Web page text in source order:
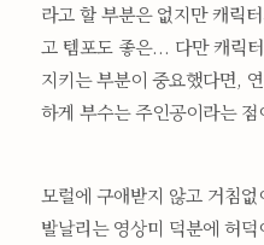
라고 할 부분은 없지만 캐릭
고 템포도 좋은... 다만 캐릭
지키는 부분이 중요했다면,
하게 부수는 주인공이라는 점
모럴에 구애받지 않고 거침
발날리는 영상미 덕분에 허